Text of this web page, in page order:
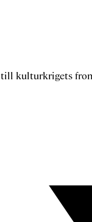
till kulturkrigets